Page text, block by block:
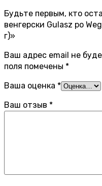
Будьте первым, кто
венгерски Gulasz po
г)»
Ваш адрес email не
поля помечены *
Ваша оценка *
Ваш отзыв *